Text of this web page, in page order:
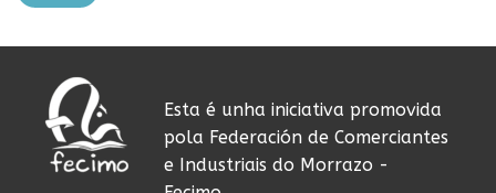
Esta é unha iniciativa promovida
pola Federación de Comerciantes
e Industriais do Morrazo -